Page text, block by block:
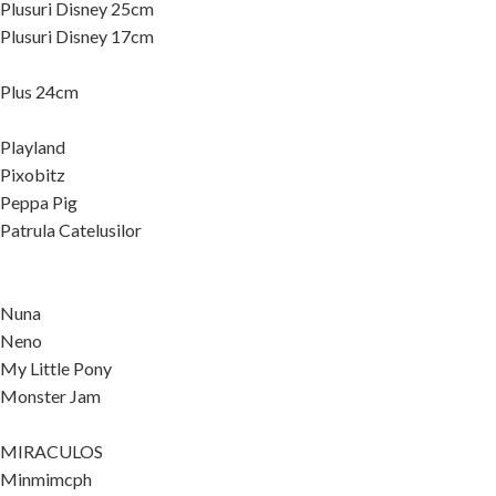
Plusuri Disney 25cm
Plusuri Disney 17cm
Plus 24cm
Playland
Pixobitz
Peppa Pig
Patrula Catelusilor
Nuna
Neno
My Little Pony
Monster Jam
MIRACULOS
Minmimcph